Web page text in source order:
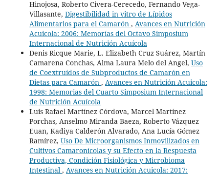
Hinojosa, Roberto Civera-Cerecedo, Fernando Vega-
Villasante, Digestibilidad in vitro de Lípidos
Alimentarios para el Camarón , Avances en Nutrición
Acuicola: 2006: Memorías del Octavo Simposium
Internacional de Nutrición Acuícola
Denis Ricque Marie, L. Elizabeth Cruz Suárez, Martín
Camarena Conchas, Alma Laura Melo del Angel, Uso
de Coextruídos de Subproductos de Camarón en
Dietas para Camarón , Avances en Nutrición Acuicola:
1998: Memorias del Cuarto Simposium Internacional
de Nutrición Acuícola
Luis Rafael Martínez Córdova, Marcel Martínez
Porchas, Anselmo Miranda Baeza, Roberto Vázquez
Euan, Kadiya Calderón Alvarado, Ana Lucía Gómez
Ramírez, Uso De Microorganismos Inmovilizados en
Cultivos Camaronícolas y su Efecto en la Respuesta
Productiva, Condición Fisiológica y Microbioma
Intestinal , Avances en Nutrición Acuicola: 2017: